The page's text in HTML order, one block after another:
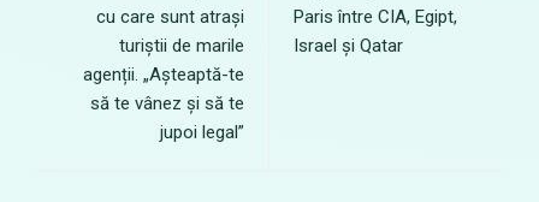
cu care sunt atrași
turiștii de marile
agenții. „Așteaptă-te
să te vânez și să te
jupoi legal”
Paris între CIA, Egipt,
Israel și Qatar